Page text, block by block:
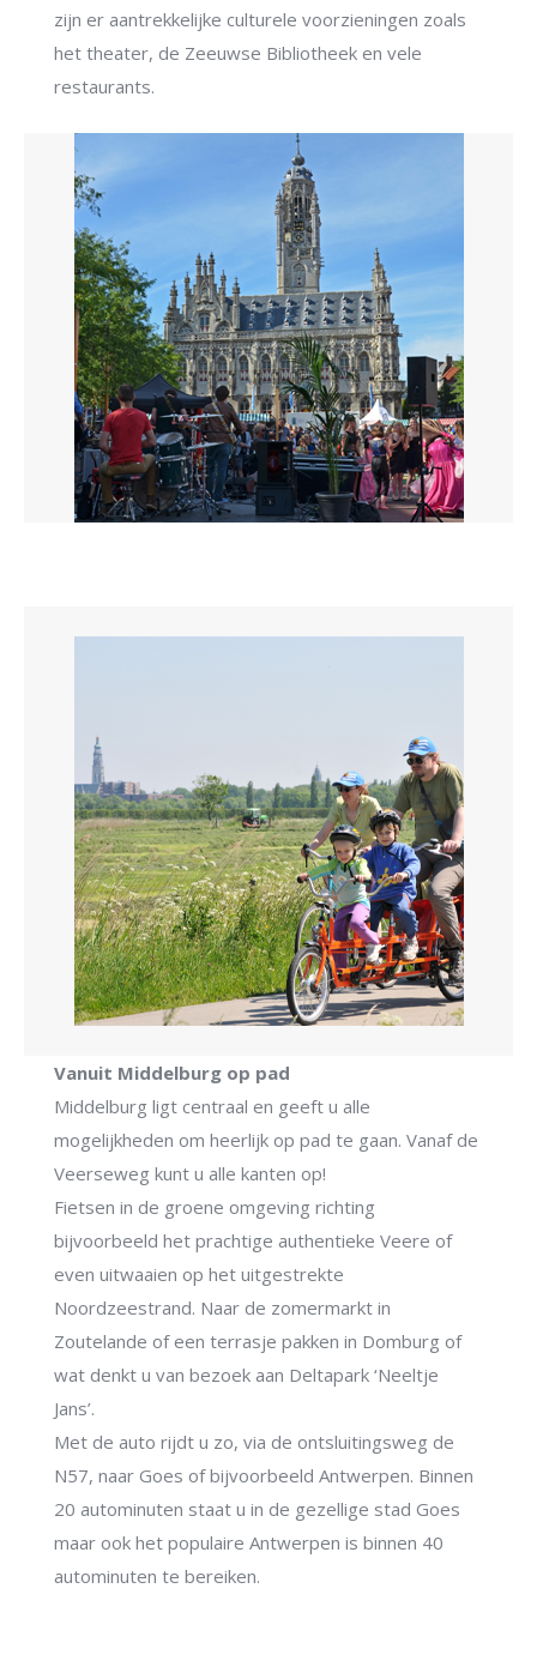
zijn er aantrekkelijke culturele voorzieningen zoals
het theater, de Zeeuwse Bibliotheek en vele
restaurants.
Vanuit Middelburg op pad
Middelburg ligt centraal en geeft u alle
mogelijkheden om heerlijk op pad te gaan. Vanaf de
Veerseweg kunt u alle kanten op!
Fietsen in de groene omgeving richting
bijvoorbeeld het prachtige authentieke Veere of
even uitwaaien op het uitgestrekte
Noordzeestrand. Naar de zomermarkt in
Zoutelande of een terrasje pakken in Domburg of
wat denkt u van bezoek aan Deltapark ‘Neeltje
Jans’.
Met de auto rijdt u zo, via de ontsluitingsweg de
N57, naar Goes of bijvoorbeeld Antwerpen. Binnen
20 autominuten staat u in de gezellige stad Goes
maar ook het populaire Antwerpen is binnen 40
autominuten te bereiken.